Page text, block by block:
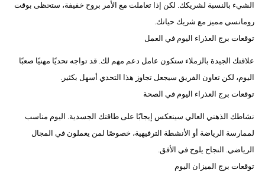
الشيء بالنسبة لشريكك. لكن إذا تعاملت مع الأمر بروح خفيفة، ستحظى بوقت
رومانسي مميز مع شريك حياتك.
توقعات برج العذراء اليوم في العمل
علاقتك الجيدة بالزملاء ستكون عامل دعم مهم لك. قد تواجه تحديًا مهنيًا صعبًا
اليوم، لكن تعاون الفريق سيجعل تجاوز هذا التحدي أسهل بكثير.
توقعات برج العذراء اليوم في الصحة
نشاطك الذهني العالي سينعكس إيجابًا على طاقتك الجسدية. اليوم مناسب
لممارسة الرياضة أو الأنشطة الترفيهية، خصوصًا لمن يعملون في المجال
الرياضي. النجاح يلوح في الأفق.
توقعات برج الميزان اليوم